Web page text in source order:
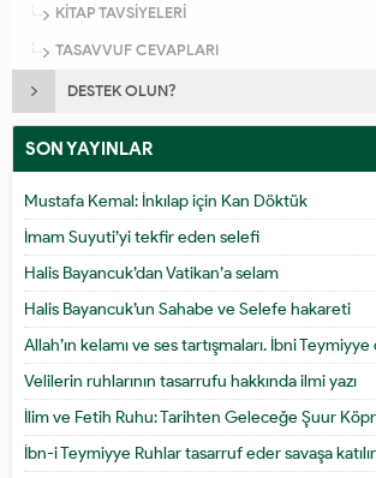
KİTAP TAVSİYELERİ
TASAVVUF CEVAPLARI
DESTEK OLUN?
SON YAYINLAR
Mustafa Kemal: İnkılap için Kan Döktük
İmam Suyuti’yi tekfir eden selefi
Halis Bayancuk’dan Vatikan’a selam
Halis Bayancuk’un Sahabe ve Selefe hakareti
Allah’ın kelamı ve ses tartışmaları. İbni
Velilerin ruhlarının tasarrufu hakkında ilmi yazı
İlim ve Fetih Ruhu: Tarihten Geleceğe Şuur
İbn-i Teymiyye Ruhlar tasarruf eder savaşa